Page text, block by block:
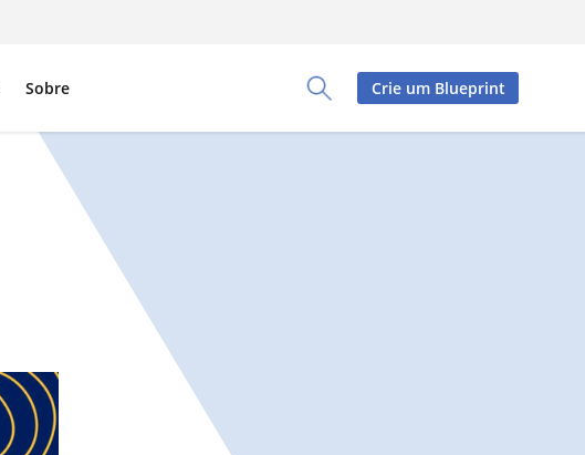
Toggle Search Panel
Sobre Crie um Blueprint